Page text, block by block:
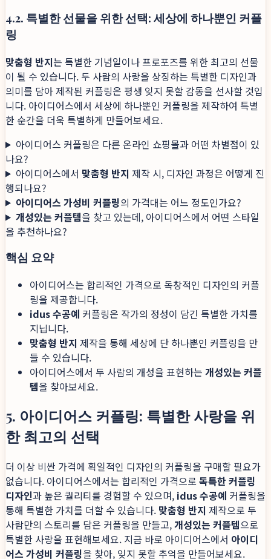
4.2. 특별한 선물을 위한 선택: 세상에 하나뿐인 커플
링
맞춤형 반지는 특별한 기념일이나 프로포즈를 위한 최고의 선물
이 될 수 있습니다. 두 사람의 사랑을 상징하는 특별한 디자인과
의미를 담아 제작된 커플링은 평생 잊지 못할 감동을 선사할 것입
니다. 아이디어스에서 세상에 하나뿐인 커플링을 제작하여 특별
한 순간을 더욱 특별하게 만들어보세요.
아이디어스 커플링은 다른 온라인 쇼핑몰과 어떤 차별점이 있
나요?
아이디어스에서 맞춤형 반지 제작 시, 디자인 과정은 어떻게 진
행되나요?
아이디어스 가성비 커플링의 가격대는 어느 정도인가요?
개성있는 커플템을 찾고 있는데, 아이디어스에서 어떤 스타일
을 추천하나요?
핵심 요약
아이디어스는 합리적인 가격으로 독창적인 디자인의 커플
링을 제공합니다.
idus 수공예 커플링은 작가의 정성이 담긴 특별한 가치를
지닙니다.
맞춤형 반지 제작을 통해 세상에 단 하나뿐인 커플링을 만
들 수 있습니다.
아이디어스에서 두 사람의 개성을 표현하는 개성있는 커플
템을 찾아보세요.
5. 아이디어스 커플링: 특별한 사랑을 위
한 최고의 선택
더 이상 비싼 가격에 획일적인 디자인의 커플링을 구매할 필요가
없습니다. 아이디어스에서는 합리적인 가격으로 독특한 커플링
디자인과 높은 퀄리티를 경험할 수 있으며, idus 수공예 커플링을
통해 특별한 가치를 더할 수 있습니다. 맞춤형 반지 제작으로 두
사람만의 스토리를 담은 커플링을 만들고,개성있는 커플템으로
특별한 사랑을 표현해보세요. 지금 바로 아이디어스에서 아이디
어스 가성비 커플링을 찾아, 잊지 못할 추억을 만들어보세요.